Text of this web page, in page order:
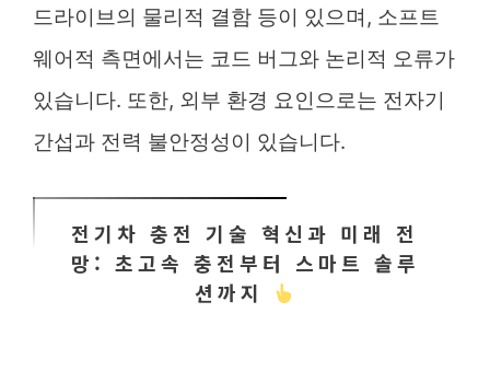
드라이브의 물리적 결함 등이 있으며, 소프트
웨어적 측면에서는 코드 버그와 논리적 오류가
있습니다. 또한, 외부 환경 요인으로는 전자기
간섭과 전력 불안정성이 있습니다.
전기차 충전 기술 혁신과 미래 전
망: 초고속 충전부터 스마트 솔루
션까지